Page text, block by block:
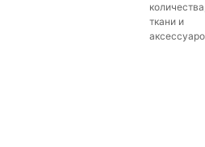
ткани и